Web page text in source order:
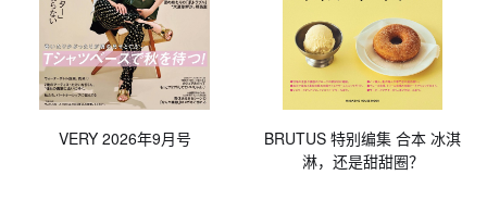
VERY 2026年9月号
BRUTUS 特别编集 合本 冰淇
淋，还是甜甜圈？